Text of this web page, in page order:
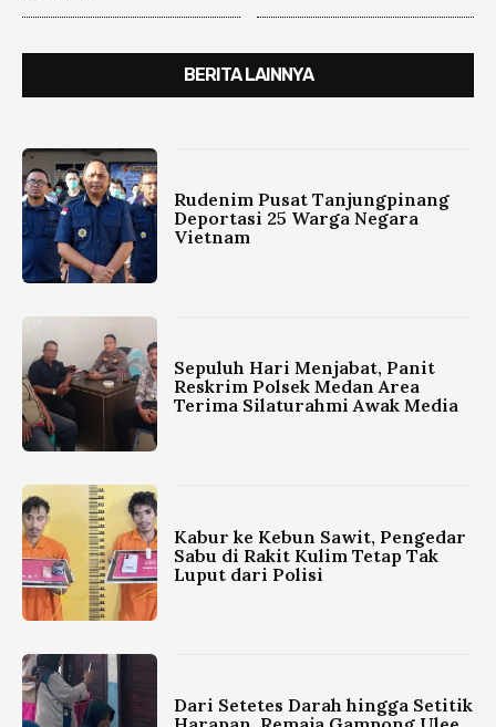
BERITA LAINNYA
Rudenim Pusat Tanjungpinang
Deportasi 25 Warga Negara
Vietnam
Sepuluh Hari Menjabat, Panit
Reskrim Polsek Medan Area
Terima Silaturahmi Awak Media
Kabur ke Kebun Sawit, Pengedar
Sabu di Rakit Kulim Tetap Tak
Luput dari Polisi
Dari Setetes Darah hingga Setitik